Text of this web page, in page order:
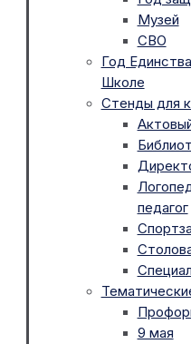
Музей
СВО
Год
Школе
Стенды для
педагог
9 мая